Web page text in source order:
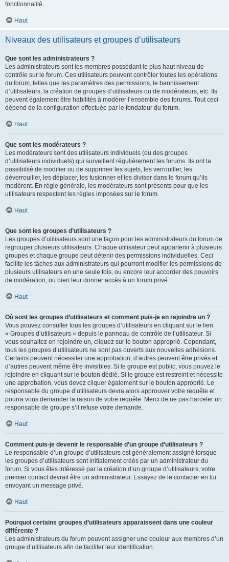
fonctionnalité.
Haut
Niveaux des utilisateurs et groupes d’utilisateurs
Que sont les administrateurs ?
Les administrateurs sont les membres possédant le plus haut niveau de
contrôle sur le forum. Ces utilisateurs peuvent contrôler toutes les opérations
du forum, telles que les paramètres des permissions, le bannissement
d’utilisateurs, la création de groupes d’utilisateurs ou de modérateurs, etc. Ils
peuvent également être habilités à modérer l’ensemble des forums. Tout ceci
dépend de la configuration effectuée par le fondateur du forum.
Haut
Que sont les modérateurs ?
Les modérateurs sont des utilisateurs individuels (ou des groupes
d’utilisateurs individuels) qui surveillent régulièrement les forums. Ils ont la
possibilité de modifier ou de supprimer les sujets, les verrouiller, les
déverrouiller, les déplacer, les fusionner et les diviser dans le forum qu’ils
modèrent. En règle générale, les modérateurs sont présents pour que les
utilisateurs respectent les règles imposées sur le forum.
Haut
Que sont les groupes d’utilisateurs ?
Les groupes d’utilisateurs sont une façon pour les administrateurs du forum de
regrouper plusieurs utilisateurs. Chaque utilisateur peut appartenir à plusieurs
groupes et chaque groupe peut détenir des permissions individuelles. Ceci
facilite les tâches aux administrateurs qui pourront modifier les permissions de
plusieurs utilisateurs en une seule fois, ou encore leur accorder des pouvoirs
de modération, ou bien leur donner accès à un forum privé.
Haut
Où sont les groupes d’utilisateurs et comment puis-je en rejoindre un ?
Vous pouvez consulter tous les groupes d’utilisateurs en cliquant sur le lien
« Groupes d’utilisateurs » depuis le panneau de contrôle de l’utilisateur. Si
vous souhaitez en rejoindre un, cliquez sur le bouton approprié. Cependant,
tous les groupes d’utilisateurs ne sont pas ouverts aux nouvelles adhésions.
Certains peuvent nécessiter une approbation, d’autres peuvent être privés et
d’autres peuvent même être invisibles. Si le groupe est public, vous pouvez le
rejoindre en cliquant sur le bouton dédié. Si le groupe est restreint et nécessite
une approbation, vous devez cliquer également sur le bouton approprié. Le
responsable du groupe d’utilisateurs devra alors approuver votre requête et
pourra vous demander la raison de votre requête. Merci de ne pas harceler un
responsable de groupe s’il refuse votre demande.
Haut
Comment puis-je devenir le responsable d’un groupe d’utilisateurs ?
Le responsable d’un groupe d’utilisateurs est généralement assigné lorsque
les groupes d’utilisateurs sont initialement créés par un administrateur du
forum. Si vous êtes intéressé par la création d’un groupe d’utilisateurs, votre
premier contact devrait être un administrateur. Essayez de le contacter en lui
envoyant un message privé.
Haut
Pourquoi certains groupes d’utilisateurs apparaissent dans une couleur
différente ?
Les administrateurs du forum peuvent assigner une couleur aux membres d’un
groupe d’utilisateurs afin de faciliter leur identification.